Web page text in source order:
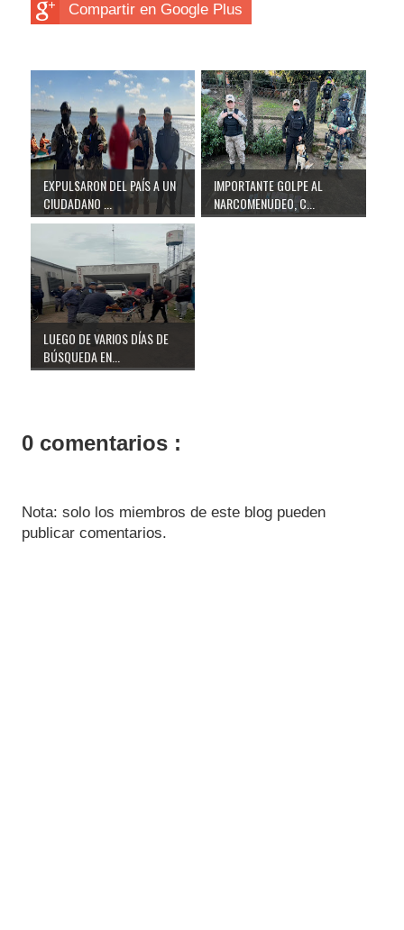
Compartir en Google Plus
EXPULSARON DEL PAÍS A UN
CIUDADANO ...
IMPORTANTE GOLPE AL
NARCOMENUDEO, C...
LUEGO DE VARIOS DÍAS DE
BÚSQUEDA EN...
0 comentarios :
Nota: solo los miembros de este blog pueden
publicar comentarios.